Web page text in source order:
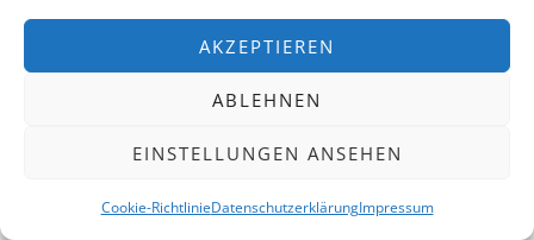
AKZEPTIEREN
ABLEHNEN
EINSTELLUNGEN ANSEHEN
Cookie-RichtlinieDatenschutzerklärungImpressum